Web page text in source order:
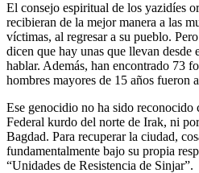
El consejo espiritual de los yazidíes
recibieran de la mejor manera a las
víctimas, al regresar a su pueblo.
dicen que hay unas que llevan desde
hablar. Además, han encontrado 73
hombres mayores de 15 años fueron
Ese genocidio no ha sido
Federal kurdo del norte de Irak, ni
Bagdad. Para recuperar la ciudad,
fundamentalmente bajo su propia
“Unidades de Resistencia de Sinjar”.